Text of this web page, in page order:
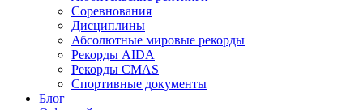
Соревнования
Дисциплины
Абсолютные мировые рекорды
Рекорды AIDA
Рекорды CMAS
Спортивные документы
Блог